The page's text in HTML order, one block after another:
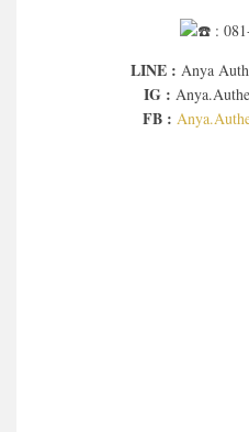
:
LINE : Anya
IG :
FB :